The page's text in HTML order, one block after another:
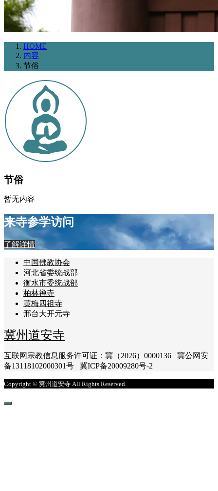
HOME
内容
节俗
节俗
暂无内容
来寺参学访问
了解详情
中国佛教协会
河北省委统战部
衡水市委统战部
柏林禅寺
黄梅四祖寺
邢台大开元寺
冀州道安寺
互联网宗教信息服务许可证：冀（2026）0000136 冀公网安
备13118102000301号 冀ICP备20009280号-2
Copyright © 冀州道安寺 All Rights Reserved.